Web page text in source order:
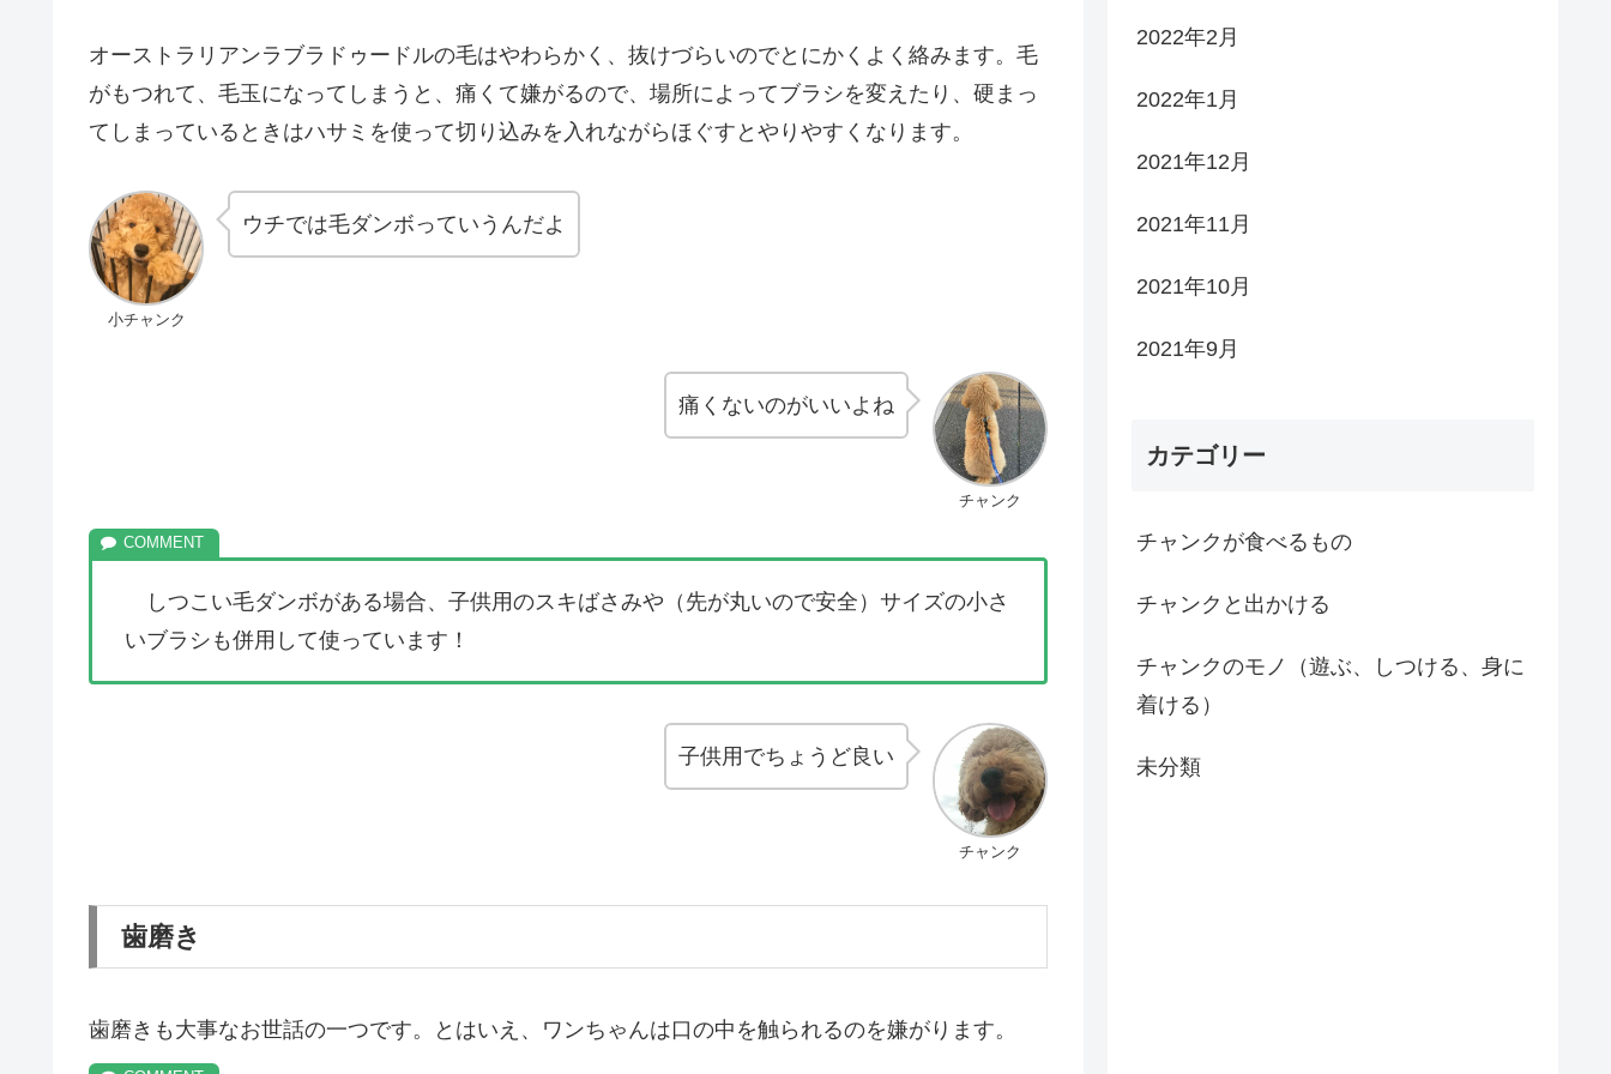
オーストラリアンラブラドゥードルの毛はやわらかく、抜けづらいのでとにかくよく絡みます。毛
がもつれて、毛玉になってしまうと、痛くて嫌がるので、場所によってブラシを変えたり、硬まっ
てしまっているときはハサミを使って切り込みを入れながらほぐすとやりやすくなります。
小チャンク
ウチでは毛ダンボっていうんだよ
チャンク
痛くないのがいいよね
しつこい毛ダンボがある場合、子供用のスキばさみや（先が丸いので安全）サイズの小さ
いブラシも併用して使っています！
チャンク
子供用でちょうど良い
歯磨き
歯磨きも大事なお世話の一つです。とはいえ、ワンちゃんは口の中を触られるのを嫌がります。
2022年2月
2022年1月
2021年12月
2021年11月
2021年10月
2021年9月
カテゴリー
チャンクが食べるもの
チャンクと出かける
チャンクのモノ（遊ぶ、しつける、身に
着ける）
未分類